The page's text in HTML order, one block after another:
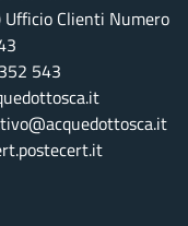
Clienti Numero
543